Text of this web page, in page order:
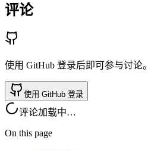
评论
使用 GitHub 登录后即可参与讨论。
使用 GitHub 登录
评论加载中…
On this page